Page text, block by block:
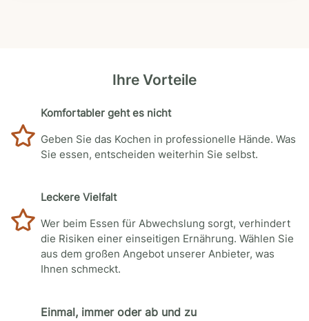
Ihre Vorteile
Komfortabler geht es nicht
Geben Sie das Kochen in professionelle Hände. Was
Sie essen, entscheiden weiterhin Sie selbst.
Leckere Vielfalt
Wer beim Essen für Abwechslung sorgt, verhindert
die Risiken einer einseitigen Ernährung. Wählen Sie
aus dem großen Angebot unserer Anbieter, was
Ihnen schmeckt.
Einmal, immer oder ab und zu